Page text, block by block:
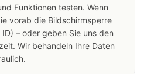
Funktionen testen. Wenn
vorab die Bildschirmsperre
– oder geben Sie uns den
Wir behandeln Ihre Daten